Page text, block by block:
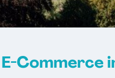
E-Commerce